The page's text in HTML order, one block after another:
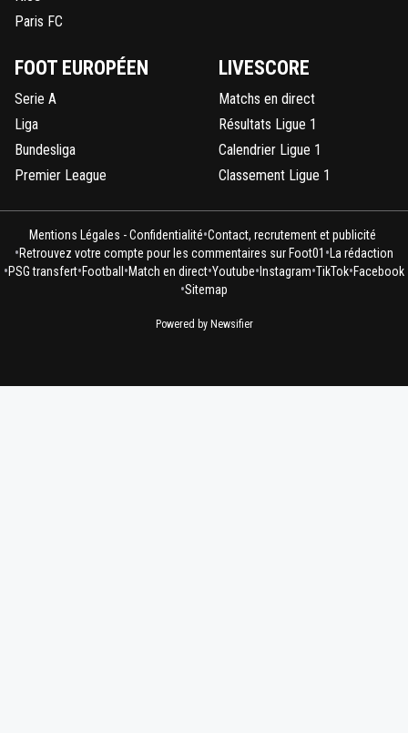
Paris FC
FOOT EUROPÉEN
Serie A
Liga
Bundesliga
Premier League
LIVESCORE
Matchs en direct
Résultats Ligue 1
Calendrier Ligue 1
Classement Ligue 1
Mentions Légales - Confidentialité•Contact, recrutement et publicité
•Retrouvez votre compte pour les commentaires sur Foot01 • La rédaction
•PSG transfert•Football •Match en direct•Youtube• Instagram•TikTok•Facebook
•Sitemap
Powered by Newsifier